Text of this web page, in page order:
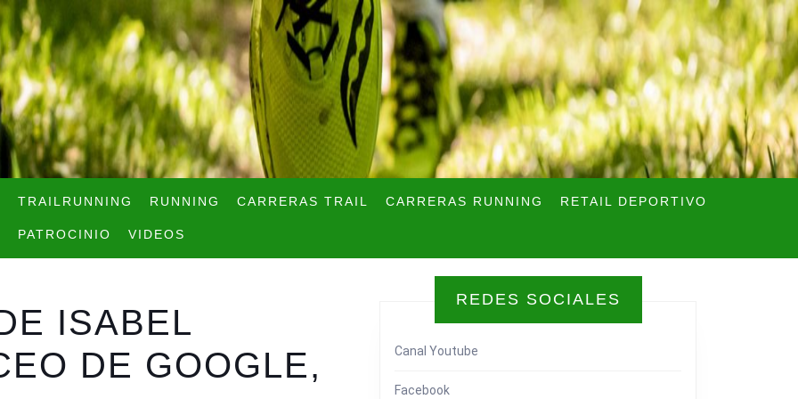
TRAILRUNNING RUNNING CARRERAS TRAIL CARRERAS RUNNING RETAIL DEPORTIVO
PATROCINIO VIDEOS
ISABEL
DE GOOGLE,
REDES SOCIALES
Canal Youtube
Facebook